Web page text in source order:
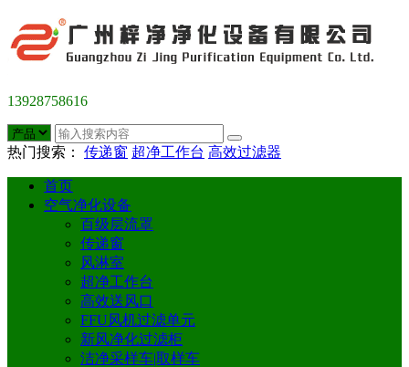
13928758616
热门搜索： 传递窗 超净工作台 高效过滤器
首页
空气净化设备
百级层流罩
传递窗
风淋室
超净工作台
高效送风口
FFU风机过滤单元
新风净化过滤柜
洁净采样车|取样车